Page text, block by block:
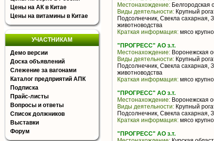
Цены на АК в Китае
Цены на витамины в Китае
УЧАСТНИКАМ
Демо версии
Доска объявлений
Слежение за вагонами
Каталог предприятий АПК
Подписка
Прайс-листы
Вопросы и ответы
Список должников
Выставки
Форум
Местонахождение: Белгородская
Виды деятельности: Крупный
Подсолнечник, Свекла сахарная,
животноводства
Краткая информация: мясо
"ПРОГРЕСС" АО з.т.
Местонахождение: Воронежская
Виды деятельности: Крупный
Подсолнечник, Свекла сахарная,
животноводства
Краткая информация: мясо
"ПРОГРЕСС" АО з.т.
Местонахождение: Воронежская
Виды деятельности: Крупный
Подсолнечник, Свекла сахарная,
Краткая информация: мясо
"ПРОГРЕСС" АО з.т.